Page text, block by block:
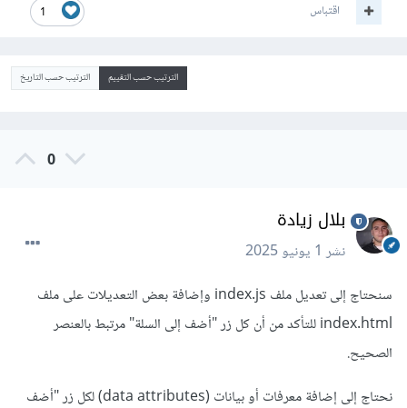
1 اقتباس
الترتيب حسب التقييم الترتيب حسب التاريخ
0
بلال زيادة
نشر1 يونيو 2025
سنحتاج إلى تعديل ملف index.js وإضافة بعض التعديلات على ملف
index.html للتأكد من أن كل زر "أضف إلى السلة" مرتبط بالعنصر
الصحيح.
نحتاج إلى إضافة معرفات أو بيانات (data attributes) لكل زر "أضف